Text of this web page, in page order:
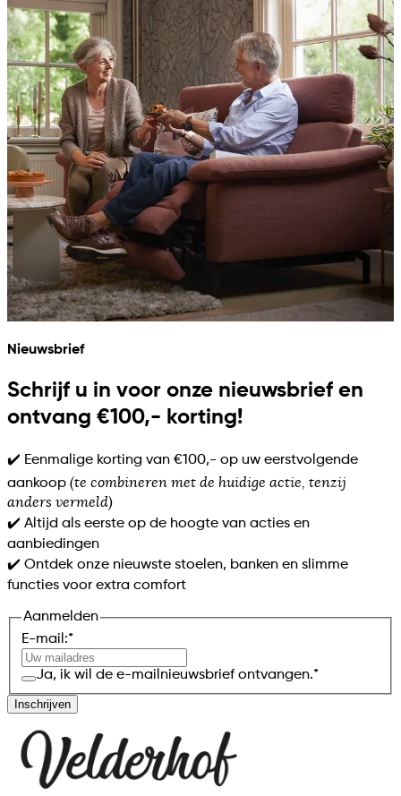
Nieuwsbrief
Schrijf u in voor onze nieuwsbrief en
ontvang €100,- korting!
✔️ Eenmalige korting van €100,- op uw eerstvolgende
aankoop (te combineren met de huidige actie, tenzij
anders vermeld)
✔️ Altijd als eerste op de hoogte van acties en
aanbiedingen
✔️ Ontdek onze nieuwste stoelen, banken en slimme
functies voor extra comfort
Aanmelden
E-mail:*
Ja, ik wil de e-mailnieuwsbrief ontvangen.*
Inschrijven